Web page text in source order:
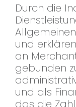
Durch die
und
an Merchant
gebunden
und als
das die